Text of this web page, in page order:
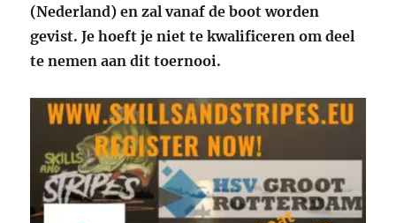
(Nederland) en zal vanaf de boot worden
gevist. Je hoeft je niet te kwalificeren om deel
te nemen aan dit toernooi.